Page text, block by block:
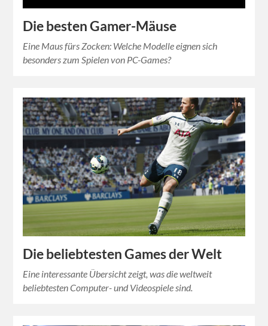
Die besten Gamer-Mäuse
Eine Maus fürs Zocken: Welche Modelle eignen sich
besonders zum Spielen von PC-Games?
Die beliebtesten Games der Welt
Eine interessante Übersicht zeigt, was die weltweit
beliebtesten Computer- und Videospiele sind.